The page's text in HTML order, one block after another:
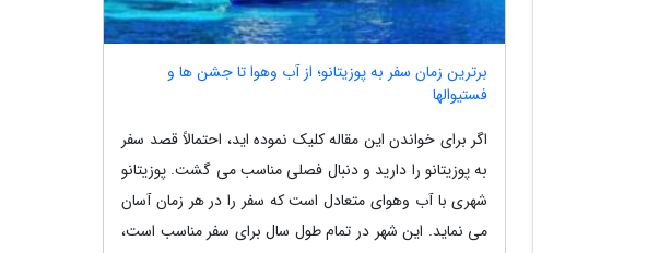
برترین زمان سفر به پوزیتانو؛ از آب وهوا تا جشن ها و
فستیوالها
اگر برای خواندن این مقاله کلیک نموده اید، احتمالاً قصد سفر
به پوزیتانو را دارید و دنبال فصلی مناسب می گشت. پوزیتانو
شهری با آب وهوای متعادل است که سفر را در هر زمان آسان
می نماید. این شهر در تمام طول سال برای سفر مناسب است،